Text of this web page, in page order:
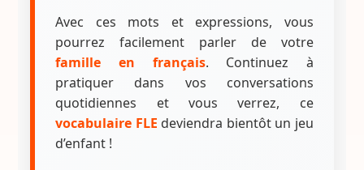
Avec ces mots et expressions, vous
pourrez facilement parler de votre
famille en français. Continuez à
pratiquer dans vos conversations
quotidiennes et vous verrez, ce
vocabulaire FLE deviendra bientôt un jeu
d’enfant !